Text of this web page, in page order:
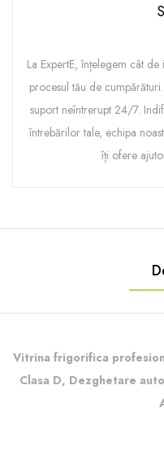
La ExpertE, înțelegem cât
procesul tău de
suport neîntrerupt 24/7.
întrebărilor tale, echipa
îți ofere
Vitrina frigorifica
Clasa D, Dezghetare